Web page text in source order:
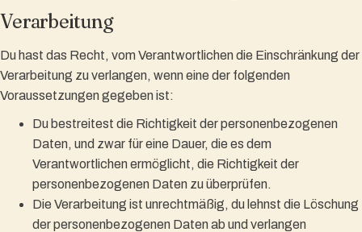
Verarbeitung
Du hast das Recht, vom Verantwortlichen die Einschränkung der
Verarbeitung zu verlangen, wenn eine der folgenden
Voraussetzungen gegeben ist:
Du bestreitest die Richtigkeit der personenbezogenen
Daten, und zwar für eine Dauer, die es dem
Verantwortlichen ermöglicht, die Richtigkeit der
personenbezogenen Daten zu überprüfen.
Die Verarbeitung ist unrechtmäßig, du lehnst die Löschung
der personenbezogenen Daten ab und verlangen